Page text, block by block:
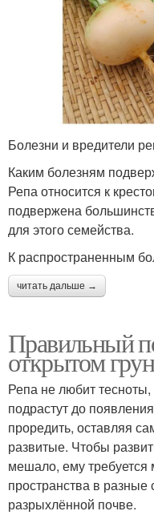
Болезни и вредители
Каким болезням
Репа относится к
подвержена
для этого семейства.
К распространенным
читать дальше →
Правильный
открытом
Репа не любит
подрастут до
проредить, оставляя
развитые. Чтобы
мешало, ему
пространства в
разрыхлённой почве.